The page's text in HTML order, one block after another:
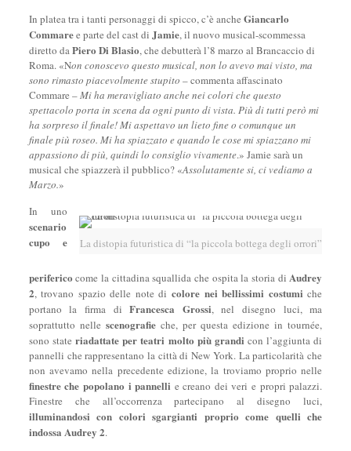
In platea tra i tanti personaggi di spicco, c’è anche Giancarlo
Commaree parte del cast di Jamie, il nuovo musical-scommessa
diretto daPiero Di Blasio, che debutterà l’8 marzo al Brancaccio di
Roma. «Non conoscevo questo musical, non lo avevo mai visto, ma
sono rimasto piacevolmente stupito – commenta affascinato
Commare –Mi ha meravigliato anche nei colori che questo
spettacolo porta in scena da ogni punto di vista. Più di tutti però mi
ha sorpreso il finale! Mi aspettavo un lieto fine o comunque un
finale più roseo. Mi ha spiazzato e quando le cose mi spiazzano mi
appassiono di più, quindi lo consiglio vivamente.» Jamie sarà un
musical che spiazzerà il pubblico? «Assolutamente si, ci vediamo a
Marzo.»
La distopia futuristica di “la piccola bottega degli orrori”
In uno
scenario
cupo e
periferico come la cittadina squallida che ospita la storia diAudrey
2, trovano spazio delle note dicolore nei bellissimi costumi che
portano la firma diFrancesca Grossi, nel disegno luci, ma
soprattutto nelle scenografieche, per questa edizione in tournée,
sono stateriadattate per teatri molto più grandi con l’aggiunta di
pannelli che rappresentano la città di New York. La particolarità che
non avevamo nella precedente edizione, la troviamo proprio nelle
finestre che popolano i pannelli e creano dei veri e propri palazzi.
Finestre che all’occorrenza partecipano al disegno luci,
illuminandosi con colori sgargianti proprio come quelli che
indossa Audrey 2.